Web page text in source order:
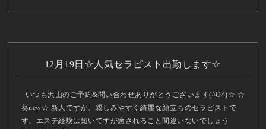
12月19日☆人気セラピスト出勤します☆
いつも沢山のご予約&問い合わせありがとうございます(^O^)☆ ☆
葵new☆ 新人ですが、親しみやすく綺麗な顔立ちのセラピストで
す、エステ経験は短いですが癒されること間違いないでしょう